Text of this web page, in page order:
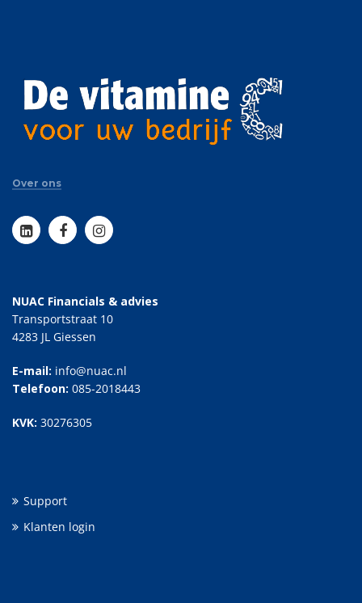
Over ons
NUAC Financials & advies
Transportstraat 10
4283 JL Giessen
E-mail: info@nuac.nl
Telefoon: 085-2018443
KVK: 30276305
Support
Klanten login